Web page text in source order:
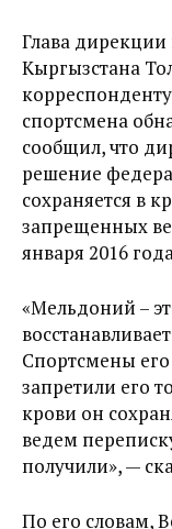
Глава
Кыргызстана
спортсмена
сообщил, что
решение
сохраняется в
запрещенных
января 2016
«Мельдоний –
Спортсмены
запретили его
крови он
ведем
получили», —
По его словам,